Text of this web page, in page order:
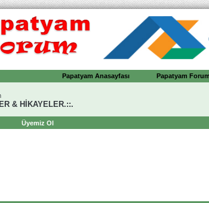
Papatyam Anasayfası Papatyam Forum
& HİKAYELER.::.
Üyemiz Ol